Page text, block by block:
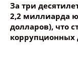
За три
2,2 миллиарда
долларов), что
коррупционных